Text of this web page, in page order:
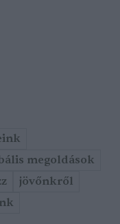
megoldások
jövőnkről